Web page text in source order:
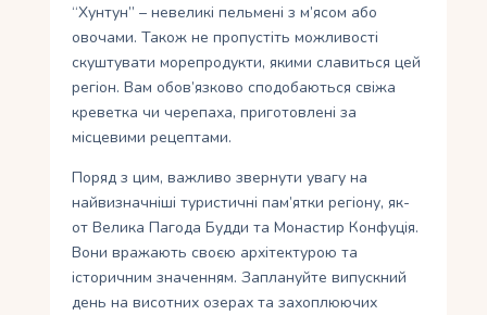
“Хунтун” – невеликі пельмені з м’ясом або
овочами. Також не пропустіть можливості
скуштувати морепродукти, якими славиться цей
регіон. Вам обов’язково сподобаються свіжа
креветка чи черепаха, приготовлені за
місцевими рецептами.
Поряд з цим, важливо звернути увагу на
найвизначніші туристичні пам’ятки регіону, як-
от Велика Пагода Будди та Монастир Конфуція.
Вони вражають своєю архітектурою та
історичним значенням. Заплануйте випускний
день на висотних озерах та захоплюючих